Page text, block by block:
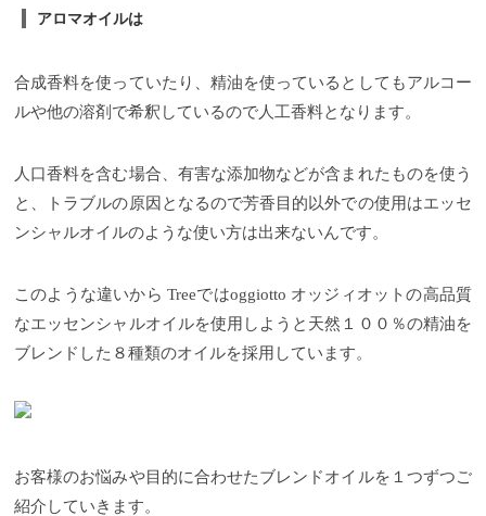
アロマオイルは
合成香料を使っていたり、精油を使っているとしてもアルコー
ルや他の溶剤で希釈しているので人工香料となります。
人口香料を含む場合、有害な添加物などが含まれたものを使う
と、トラブルの原因となるので芳香目的以外での使用はエッセ
ンシャルオイルのような使い方は出来ないんです。
このような違いから Treeではoggiotto オッジィオットの高品質
なエッセンシャルオイルを使用しようと天然１００％の精油を
ブレンドした８種類のオイルを採用しています。
お客様のお悩みや目的に合わせたブレンドオイルを１つずつご
紹介していきます。